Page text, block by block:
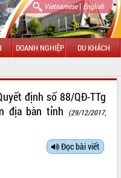
Vietnamese| English
DOANH NGHIỆP DU KHÁCH
định số 88/QĐ-TTg
địa bàn tỉnh
(29/12/2017,
Đọc bài viết